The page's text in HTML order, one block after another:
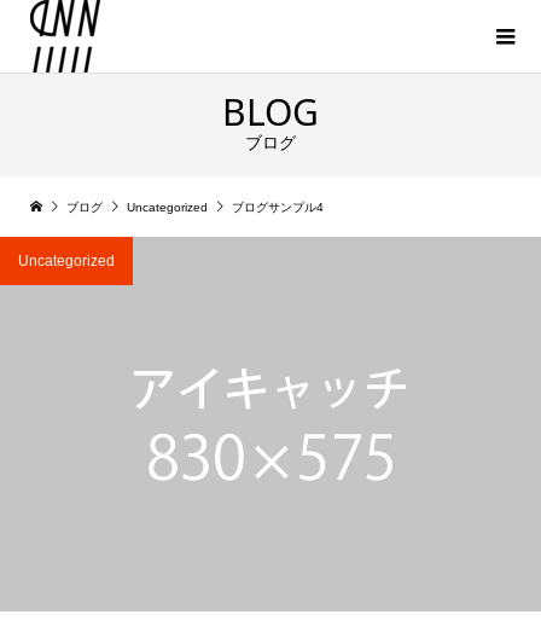
BLOG
ブログ
ブログ Uncategorized ブログサンプル4
Uncategorized